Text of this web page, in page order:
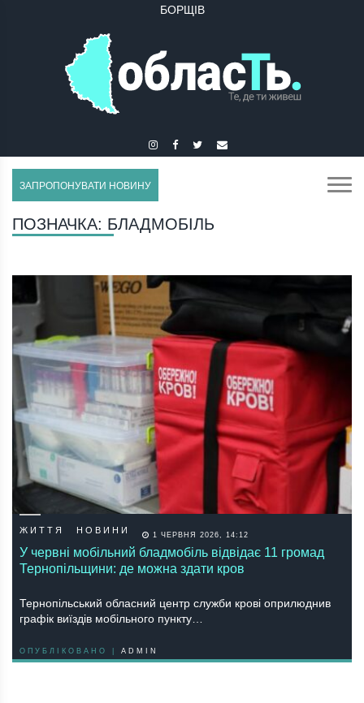
БОРЩІВ
ЗАПРОПОНУВАТИ НОВИНУ
ПОЗНАЧКА: БЛАДМОБІЛЬ
ЖИТТЯ НОВИНИ 1 ЧЕРВНЯ 2026, 14:12
У червні мобільний бладмобіль відвідає 11 громад
Тернопільщини: де можна здати кров
Тернопільський обласний центр служби крові оприлюднив
графік виїздів мобільного пункту…
ОПУБЛІКОВАНО | ADMIN